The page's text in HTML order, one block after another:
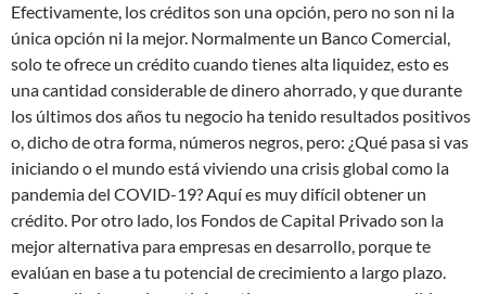
Efectivamente, los créditos son una opción, pero no son ni la
única opción ni la mejor. Normalmente un Banco Comercial,
solo te ofrece un crédito cuando tienes alta liquidez, esto es
una cantidad considerable de dinero ahorrado, y que durante
los últimos dos años tu negocio ha tenido resultados positivos
o, dicho de otra forma, números negros, pero: ¿Qué pasa si vas
iniciando o el mundo está viviendo una crisis global como la
pandemia del COVID-19? Aquí es muy difícil obtener un
crédito. Por otro lado, los Fondos de Capital Privado son la
mejor alternativa para empresas en desarrollo, porque te
evalúan en base a tu potencial de crecimiento a largo plazo.